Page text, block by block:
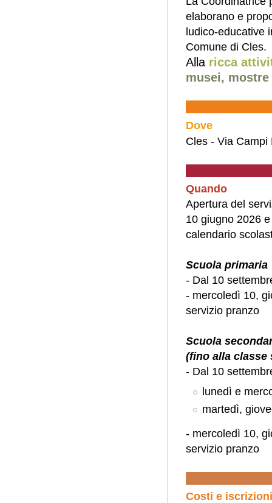
elaborano e
ludico-educative
Comune di Cles.
Alla ricca
musei,
Dove
Cles - Via Campi
Quando
Apertura del
10 giugno 2026
calendario
Scuola primaria
- Dal 10
- mercoledì 10,
servizio pranzo
Scuola
(fino alla classe
- Dal 10
lunedì e
martedì,
- mercoledì 10,
servizio pranzo
Costi e iscrizioni